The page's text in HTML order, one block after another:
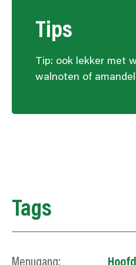
Tips
Tip: ook lekker met
walnoten of
Tags